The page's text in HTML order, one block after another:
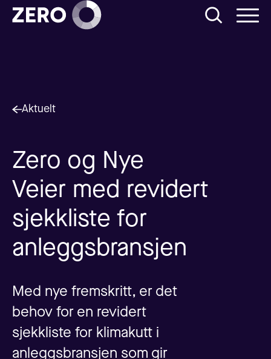
Aktuelt
Zero og Nye
Veier med revidert
sjekkliste for
anleggsbransjen
Med nye fremskritt, er det
behov for en revidert
sjekkliste for klimakutt i
anleggsbransjen som gir